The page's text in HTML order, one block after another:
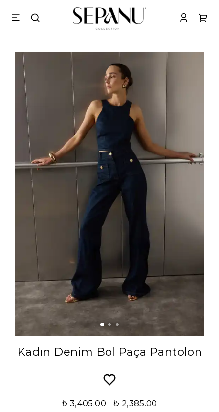
Kadın Denim Bol Paça Pantolon
₺ 3,405.00 ₺ 2,385.00